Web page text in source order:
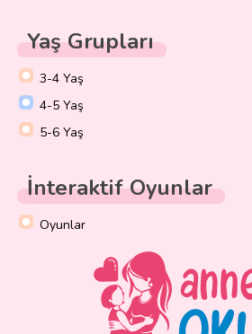
Yaş Grupları
3-4 Yaş
4-5 Yaş
5-6 Yaş
İnteraktif Oyunlar
Oyunlar